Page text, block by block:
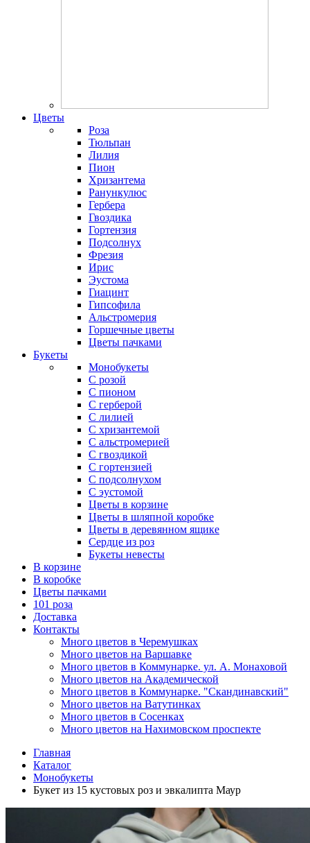
Цветы
Роза
Тюльпан
Лилия
Пион
Хризантема
Ранункулюс
Гербера
Гвоздика
Гортензия
Подсолнух
Фрезия
Ирис
Эустома
Гиацинт
Гипсофила
Альстромерия
Горшечные цветы
Цветы пачками
Букеты
Монобукеты
С розой
С пионом
С герберой
С лилией
С хризантемой
С альстромерией
С гвоздикой
С гортензией
С подсолнухом
С эустомой
Цветы в корзине
Цветы в шляпной коробке
Цветы в деревянном ящике
Сердце из роз
Букеты невесты
В корзине
В коробке
Цветы пачками
101 роза
Доставка
Контакты
Много цветов в Черемушках
Много цветов на Варшавке
Много цветов в Коммунарке. ул. А. Монаховой
Много цветов на Академической
Много цветов в Коммунарке. "Скандинавский"
Много цветов на Ватутинках
Много цветов в Сосенках
Много цветов на Нахимовском проспекте
Главная
Каталог
Монобукеты
Букет из 15 кустовых роз и эвкалипта Маур